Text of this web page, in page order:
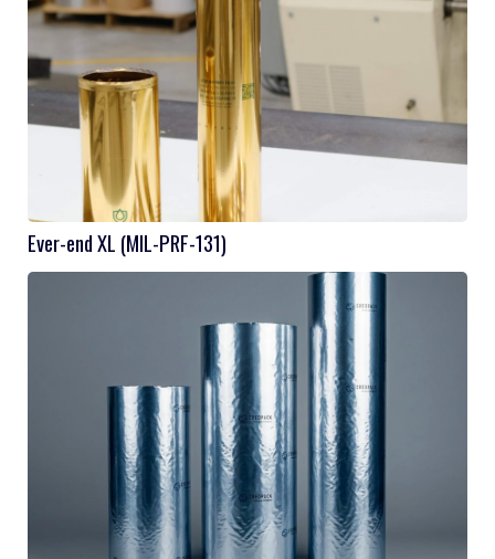
Ever-end XL (MIL-PRF-131)